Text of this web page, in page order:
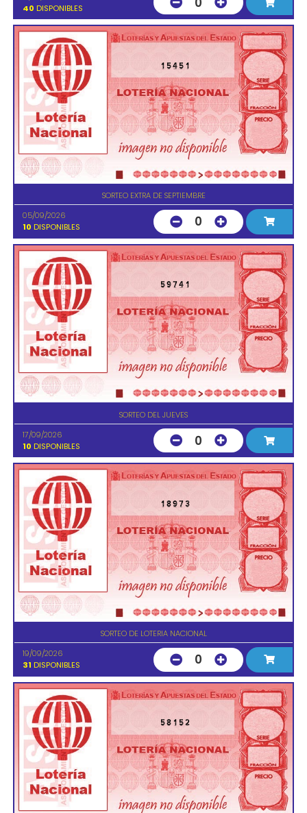
40 DISPONIBLES
15451
SORTEO EXTRA DE SEPTIEMBRE
05/09/2026
10 DISPONIBLES 0
59741
SORTEO DEL JUEVES
17/09/2026
10 DISPONIBLES 0
18973
SORTEO DE LOTERIA NACIONAL
19/09/2026
31 DISPONIBLES 0
58152